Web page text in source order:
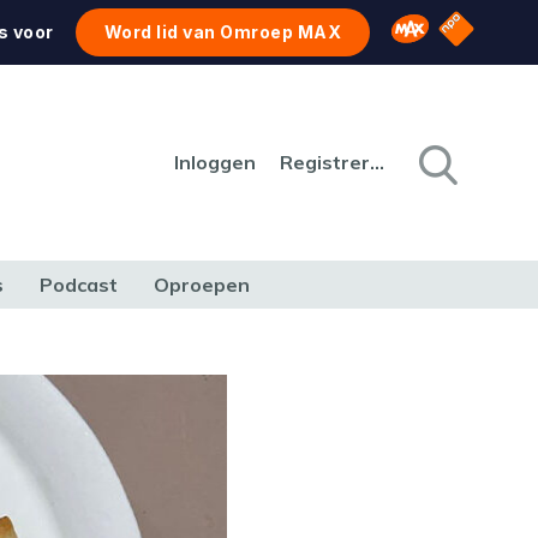
voor Word lid van Omroep MAX Omroep MAX
NPO
Inloggen Registreren
Podcast Oproepen